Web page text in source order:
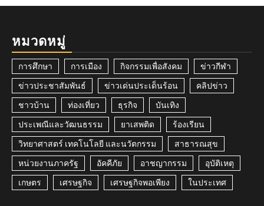
หมวดหมู่
การศึกษา การเมือง กิจกรรมเพื่อสังคม ข่าวกีฬา
ข่าวประชาสัมพันธ์ ข่าวเด่นประเด็นร้อน คลิปข่าว
ชาวบ้าน ท่องเที่ยว ธุรกิจ บันเทิง
ประเพณีและวัฒนธรรม ยาเสพติด ร้องเรียน
วิทยาศาสตร์ เทคโนโลยี และนวัตกรรม สาธารณสุข
หน่วยงานภาครัฐ อัคคีภัย อาชญากรรม อุบัติเหตุ
เกษตร เศรษฐกิจ เศรษฐกิจพอเพียง ในประเทศ